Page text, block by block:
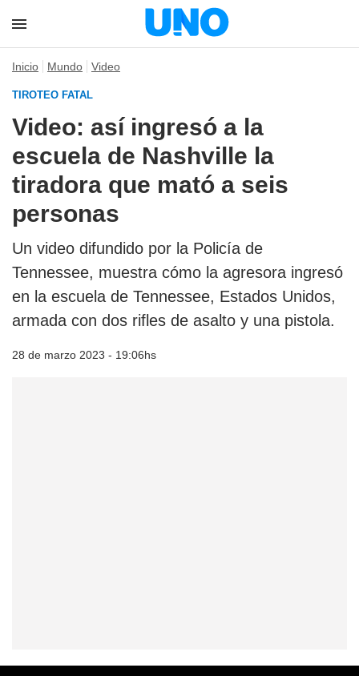
Inicio Mundo Video
TIROTEO FATAL
Video: así ingresó a la
escuela de Nashville la
tiradora que mató a seis
personas
Un video difundido por la Policía de
Tennessee, muestra cómo la agresora ingresó
en la escuela de Tennessee, Estados Unidos,
armada con dos rifles de asalto y una pistola.
28 de marzo 2023 - 19:06hs